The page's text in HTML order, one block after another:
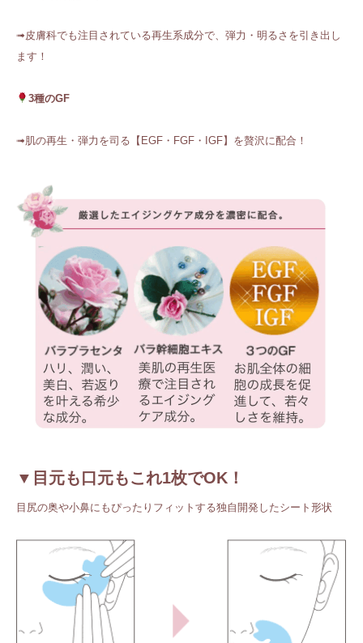
➟皮膚科でも注目されている再生系成分で、弾力・明るさを引き出し
ます！
3種のGF
➟肌の再生・弾力を司る【EGF・FGF・IGF】を贅沢に配合！
▼目元も口元もこれ1枚でOK！
目尻の奥や小鼻にもぴったりフィットする独自開発したシート形状